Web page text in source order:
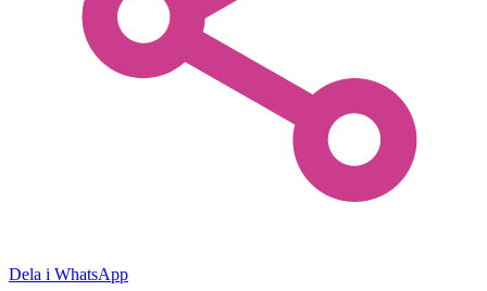
Dela i WhatsApp